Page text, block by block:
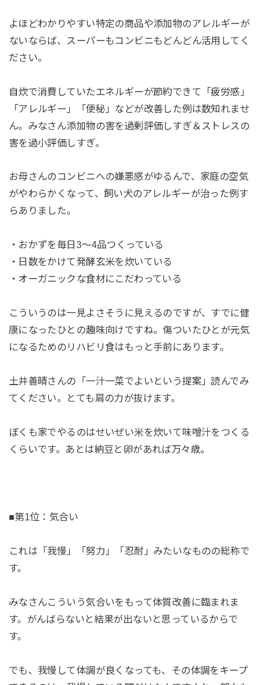
よほどわかりやすい特定の商品や添加物のアレルギーが
ないならば、スーパーもコンビニもどんどん活用してく
ださい。
自炊で消費していたエネルギーが節約できて「疲労感」
「アレルギー」「便秘」などが改善した例は数知れませ
ん。みなさん添加物の害を過剰評価しすぎ＆ストレスの
害を過小評価しすぎ。
お母さんのコンビニへの嫌悪感がゆるんで、家庭の空気
がやわらかくなって、飼い犬のアレルギーが治った例す
らありました。
・おかずを毎日3〜4品つくっている
・日数をかけて発酵玄米を炊いている
・オーガニックな食材にこだわっている
こういうのは一見よさそうに見えるのですが、すでに健
康になったひとの趣味向けですね。傷ついたひとが元気
になるためのリハビリ食はもっと手前にあります。
土井善晴さんの「一汁一菜でよいという提案」読んでみ
てください。とても肩の力が抜けます。
ぼくも家でやるのはせいぜい米を炊いて味噌汁をつくる
くらいです。あとは納豆と卵があれば万々歳。
■第1位：気合い
これは「我慢」「努力」「忍耐」みたいなものの総称で
す。
みなさんこういう気合いをもって体質改善に臨まれま
す。がんばらないと結果が出ないと思っているからで
す。
でも、我慢して体調が良くなっても、その体調をキープ